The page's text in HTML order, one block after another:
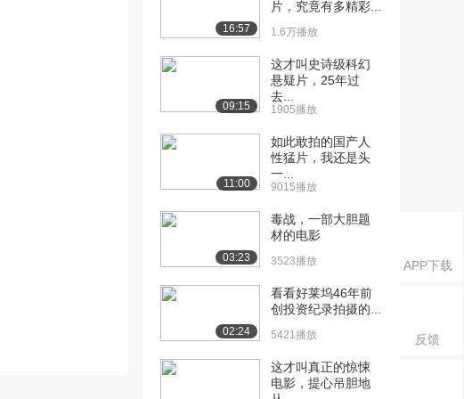
APP下载
反馈
16:57
片，究竟有多精彩...
1.6万播放
09:15
这才叫史诗级科幻
悬疑片，25年过
去...
1905播放
11:00
如此敢拍的国产人
性猛片，我还是头
一...
9015播放
03:23
毒战，一部大胆题
材的电影
3523播放
02:24
看看好莱坞46年前
创投资纪录拍摄的...
5421播放
这才叫真正的惊悚
电影，提心吊胆地